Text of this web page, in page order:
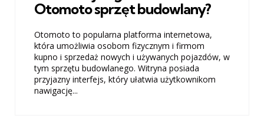
Otomoto sprzęt budowlany?
Otomoto to popularna platforma internetowa,
która umożliwia osobom fizycznym i firmom
kupno i sprzedaż nowych i używanych pojazdów, w
tym sprzętu budowlanego. Witryna posiada
przyjazny interfejs, który ułatwia użytkownikom
nawigację...